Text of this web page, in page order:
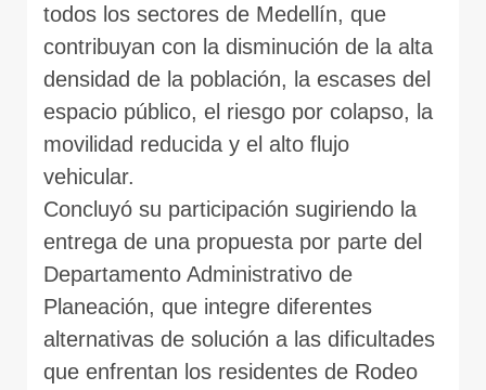
todos los sectores de Medellín, que
contribuyan con la disminución de la alta
densidad de la población, la escases del
espacio público, el riesgo por colapso, la
movilidad reducida y el alto flujo
vehicular.
Concluyó su participación sugiriendo la
entrega de una propuesta por parte del
Departamento Administrativo de
Planeación, que integre diferentes
alternativas de solución a las dificultades
que enfrentan los residentes de Rodeo